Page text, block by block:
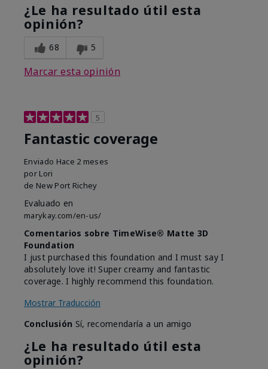
¿Le ha resultado útil esta
opinión?
68 5
Marcar esta opinión
5
Fantastic coverage
Enviado Hace 2 meses
por Lori
de New Port Richey
Evaluado en
marykay.com/en-us/
Comentarios sobre TimeWise® Matte 3D
Foundation
I just purchased this foundation and I must say I
absolutely love it! Super creamy and fantastic
coverage. I highly recommend this foundation.
Mostrar Traducción
Conclusión Sí, recomendaría a un amigo
¿Le ha resultado útil esta
opinión?